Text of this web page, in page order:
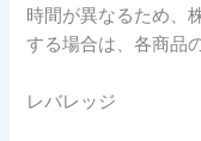
時間が異なるため、
する場合は、各商品
レバレッジ